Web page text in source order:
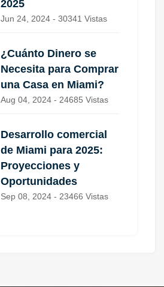
2025
Jun 24, 2024 - 30341 Vistas
¿Cuánto Dinero se
Necesita para Comprar
una Casa en Miami?
Aug 04, 2024 - 24685 Vistas
Desarrollo comercial
de Miami para 2025:
Proyecciones y
Oportunidades
Sep 08, 2024 - 23466 Vistas